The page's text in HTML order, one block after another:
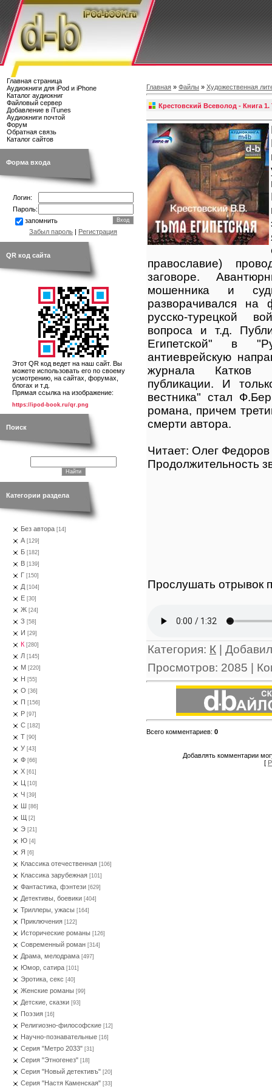
Главная страница
Аудиокниги для iPod и iPhone
Каталог аудиокниг
Файловый сервер
Добавление в iTunes
Аудиокниги почтой
Форум
Обратная связь
Каталог сайтов
Форма входа
Логин:
Пароль:
запомнить
Забыл пароль | Регистрация
QR код сайта
Этот QR код ведет на наш сайт. Вы
можете использовать его по своему
усмотрению, на сайтах, форумах,
блогах и т.д.
Прямая ссылка на изображение:
https://ipod-book.ru/qr.png
Поиск
Категории раздела
Без автора [14]
А [129]
Б [182]
В [139]
Г [150]
Д [104]
Е [30]
Ж [24]
З [58]
И [29]
К [280]
Л [145]
М [220]
Н [55]
О [36]
П [156]
Р [97]
С [182]
Т [90]
У [43]
Ф [66]
Х [61]
Ц [10]
Ч [39]
Ш [86]
Щ [2]
Э [21]
Ю [4]
Я [6]
Классика отечественная [106]
Классика зарубежная [101]
Фантастика, фэнтези [629]
Детективы, боевики [404]
Триллеры, ужасы [164]
Приключения [122]
Исторические романы [126]
Современный роман [314]
Драма, мелодрама [497]
Юмор, сатира [101]
Эротика, секс [40]
Женские романы [99]
Детские, сказки [93]
Поэзия [16]
Религиозно-философские [12]
Научно-познавательные [16]
Серия "Метро 2033" [31]
Серия "Этногенез" [18]
Серия "Новый детективъ" [20]
Серия "Настя Каменская" [33]
Главная » Файлы » Художественная
Крестовский Всеволод - Книга 1.
православие)
заговоре.
мошенника и
разворачивался
русско-турецкой
вопроса и т.д.
Египетской" в
антиеврейскую
журнала Катков
публикации. И
вестника" стал
романа, причем
смерти автора.
Читает: Олег Федоров
Продолжительность
Прослушать отрывок
Категория: К | Добавил
Просмотров: 2085 |
Всего комментариев: 0
Добавлять комментарии
[